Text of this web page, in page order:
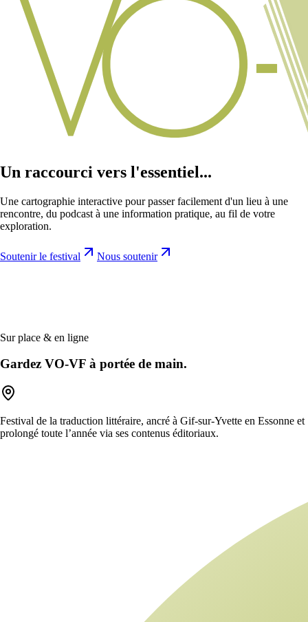
Un raccourci vers l'essentiel...
Une cartographie interactive pour passer facilement d'un lieu à une
rencontre, du podcast à une information pratique, au fil de votre
exploration.
Soutenir le festival Nous soutenir
Sur place & en ligne
Gardez VO-VF à portée de main.
Festival de la traduction littéraire, ancré à Gif-sur-Yvette en Essonne et
prolongé toute l’année via ses contenus éditoriaux.